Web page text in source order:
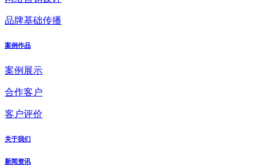
品牌基础传播
案例作品
案例展示
合作客户
客户评价
关于我们
新闻资讯